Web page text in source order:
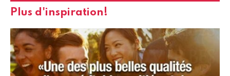
Plus d'inspiration!